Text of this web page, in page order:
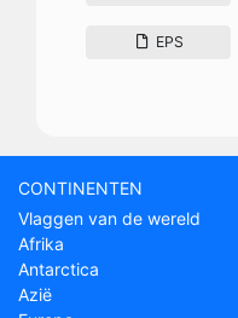
EPS
CONTINENTEN
Vlaggen van de wereld
Afrika
Antarctica
Azië